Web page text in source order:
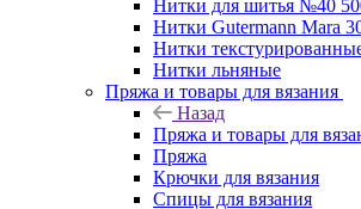
Нитки для шитья №40
Нитки Gutermann Mara
Нитки
Нитки льняные
Пряжа и товары для вязания
Назад
Пряжа и товары для
Пряжа
Крючки для вязания
Спицы для вязания